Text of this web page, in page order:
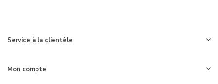
Service à la clientèle
Mon compte